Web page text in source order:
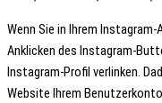
Wenn Sie in Ihrem
Anklicken des Instagram-
Instagram-Profil verlinken.
Website Ihrem